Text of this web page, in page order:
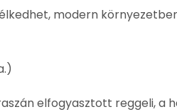
modern
elfogyasztott reggeli, a